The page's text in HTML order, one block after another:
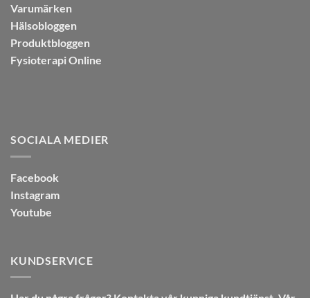
Varumärken
Hälsobloggen
Produktbloggen
Fysioterapi Online
SOCIALA MEDIER
Facebook
Instagram
Youtube
KUNDSERVICE